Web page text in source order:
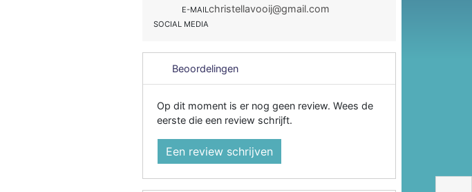
E-MAILchristellavooij@gmail.com
SOCIAL MEDIA
Beoordelingen
Op dit moment is er nog geen review. Wees de
eerste die een review schrijft.
Een review schrijven